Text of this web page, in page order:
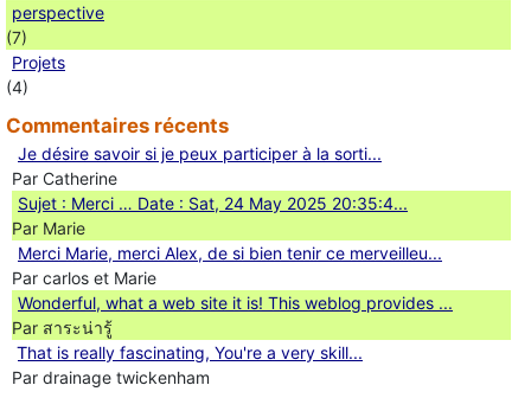
perspective
(7)
Projets
(4)
Commentaires récents
Je désire savoir si je peux participer à la sorti...
Par Catherine
Sujet : Merci … Date : Sat, 24 May 2025 20:35:4...
Par Marie
Merci Marie, merci Alex, de si bien tenir ce merveilleu...
Par carlos et Marie
Wonderful, what a web site it is! This weblog provides ...
Par สาระน่ารู้
Ꭲhat is really fascinating, You'rе a very skill...
Par drainage twickenham